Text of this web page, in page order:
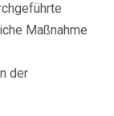
Maßnahme
der